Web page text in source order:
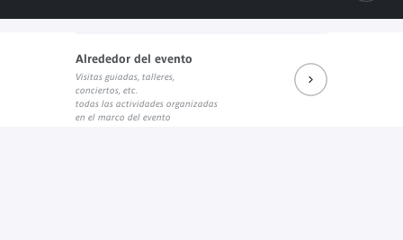
Prochains rendez-vous du salon de lecture J. Kerchache
Internal link
L'article sur "Le Monde Diplomatique"
Alrededor del evento
Visitas guiadas, talleres,
conciertos, etc.
todas las actividades organizadas
en el marco del evento